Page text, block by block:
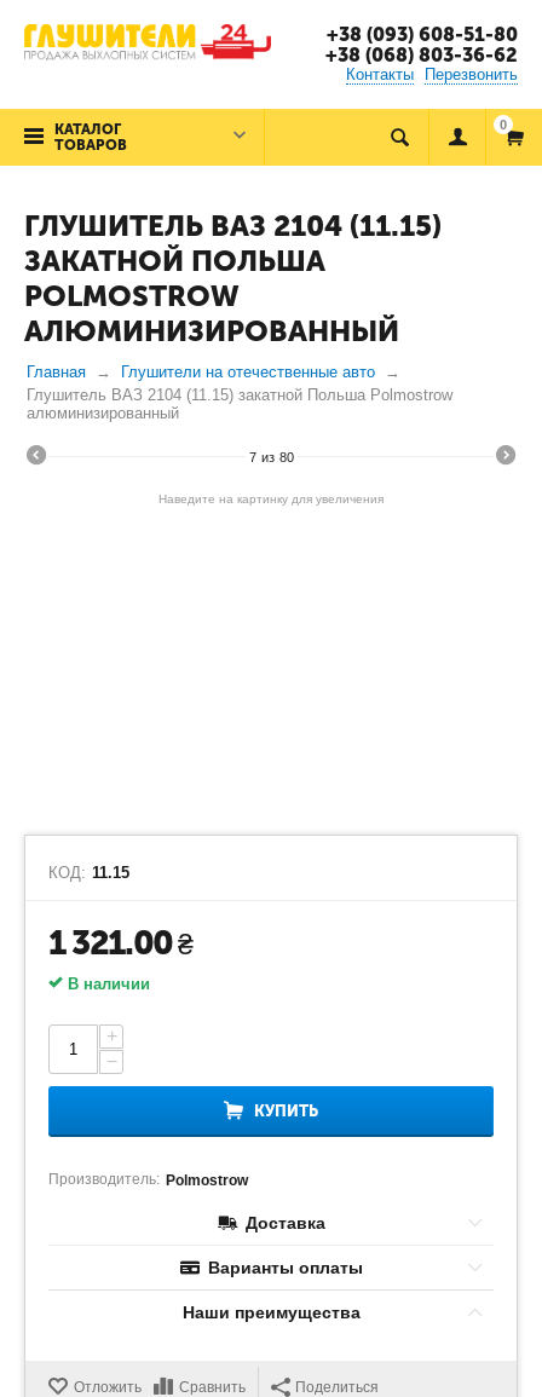
+38 (093) 608-51-80
+38 (068) 803-36-62
Контакты Перезвонить
КАТАЛОГ
ТОВАРОВ
0
ГЛУШИТЕЛЬ ВАЗ 2104 (11.15)
ЗАКАТНОЙ ПОЛЬША
POLMOSTROW
АЛЮМИНИЗИРОВАННЫЙ
Главная
Глушители на отечественные авто
Глушитель ВАЗ 2104 (11.15) закатной Польша Polmostrow
алюминизированный
7 из 80
Наведите на картинку для увеличения
КОД: 11.15
1 321.00₴
В наличии
+
−
КУПИТЬ
Производитель: Polmostrow
Доставка
Варианты оплаты
Наши преимущества
Отложить Сравнить Поделиться